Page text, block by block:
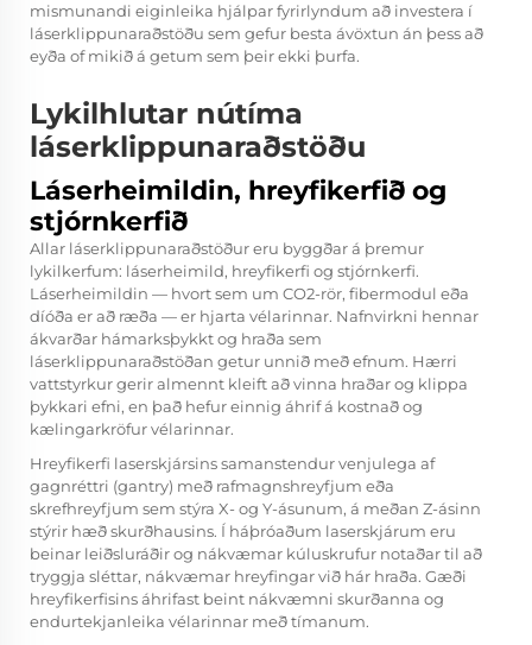
mismunandi eiginleika hjálpar fyrirlyndum að investera í
láserklippunaraðstöðu sem gefur besta ávöxtun án þess að
eyða of mikið á getum sem þeir ekki þurfa.
Lykilhlutar nútíma
láserklippunaraðstöðu
Láserheimildin, hreyfikerfið og
stjórnkerfið
Allar láserklippunaraðstöður eru byggðar á þremur
lykilkerfum: láserheimild, hreyfikerfi og stjórnkerfi.
Láserheimildin — hvort sem um CO2-rör, fibermodul eða
díóða er að ræða — er hjarta vélarinnar. Nafnvirkni hennar
ákvarðar hámarksþykkt og hraða sem
láserklippunaraðstöðan getur unnið með efnum. Hærri
vattstyrkur gerir almennt kleift að vinna hraðar og klippa
þykkari efni, en það hefur einnig áhrif á kostnað og
kælingarkröfur vélarinnar.
Hreyfikerfi laserskjársins samanstendur venjulega af
gagnréttri (gantry) með rafmagnshreyfjum eða
skrefhreyfjum sem stýra X- og Y-ásunum, á meðan Z-ásinn
stýrir hæð skurðhausins. Í háþróaðum laserskjárum eru
beinar leiðsluráðir og nákvæmar kúluskrufur notaðar til að
tryggja sléttar, nákvæmar hreyfingar við hár hraða. Gæði
hreyfikerfisins áhrifast beint nákvæmni skurðanna og
endurtekjanleika vélarinnar með tímanum.